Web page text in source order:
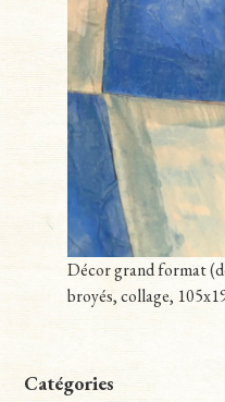
Décor grand format
broyés, collage,
Catégories